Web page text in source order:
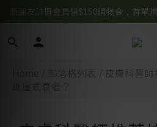
皮膚科醫
新朋友註冊會員領$150購物金，首單